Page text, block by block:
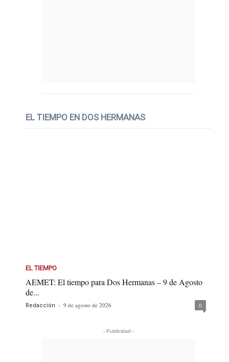
EL TIEMPO EN DOS HERMANAS
EL TIEMPO
AEMET: El tiempo para Dos Hermanas – 9 de Agosto
de...
Redacción - 9 de agosto de 2026 0
- Publicidad -